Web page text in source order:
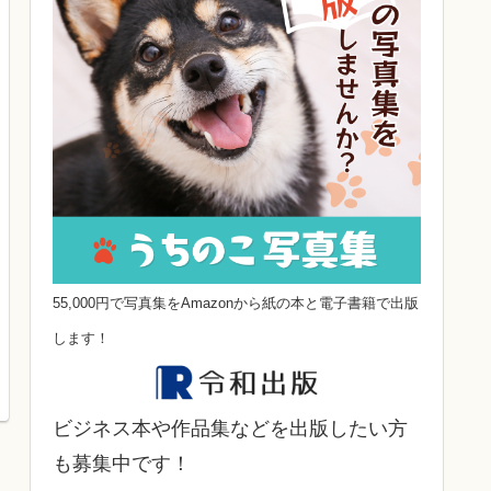
55,000円で写真集をAmazonから紙の本と電子書籍で出版
します！
ビジネス本や作品集などを出版したい方
も募集中です！